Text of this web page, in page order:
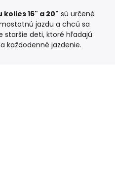
16" a 20" sú určené
jazdu a chcú sa
staršie deti, ktoré hľadajú
každodenné jazdenie.